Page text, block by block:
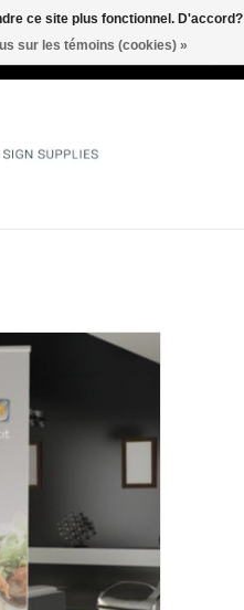
ce site plus fonctionnel. D'accord?
sur les témoins (cookies) »